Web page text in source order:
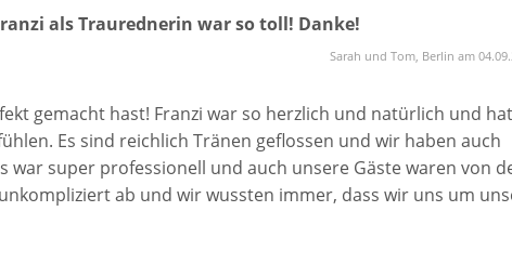
als Traurednerin war so toll! Danke!
Sarah und Tom, Berlin am
gemacht hast! Franzi war so herzlich und natürlich und hat
Es sind reichlich Tränen geflossen und wir haben auch
war super professionell und auch unsere Gäste waren von
ab und wir wussten immer, dass wir uns um
müssen. Nochmal Danke, Danke, Danke! Wir würden sie